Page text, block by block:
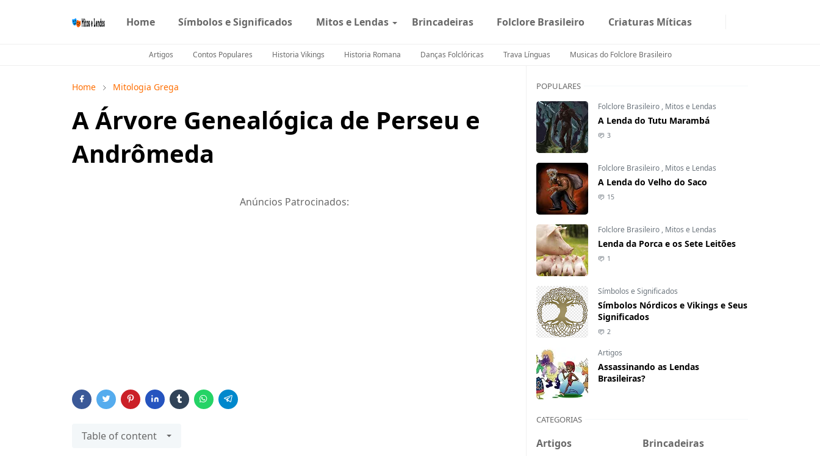
Home Símbolos e Significados Mitos e Lendas Brincadeiras Folclore Brasileiro Criaturas Míticas
Artigos Contos Populares Historia Vikings Historia Romana Danças Folclóricas Trava Línguas Musicas do Folclore Brasileiro
Home Mitologia Grega
A Árvore Genealógica de Perseu e
Andrômeda
Anúncios Patrocinados:
Table of content
POPULARES
Folclore Brasileiro , Mitos e Lendas
A Lenda do Tutu Marambá
3
Folclore Brasileiro , Mitos e Lendas
A Lenda do Velho do Saco
15
Folclore Brasileiro , Mitos e Lendas
Lenda da Porca e os Sete Leitões
1
Símbolos e Significados
Símbolos Nórdicos e Vikings e Seus
Significados
2
Artigos
Assassinando as Lendas
Brasileiras?
CATEGORIAS
Artigos
Brincadeiras